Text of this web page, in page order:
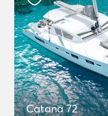
Catana 72